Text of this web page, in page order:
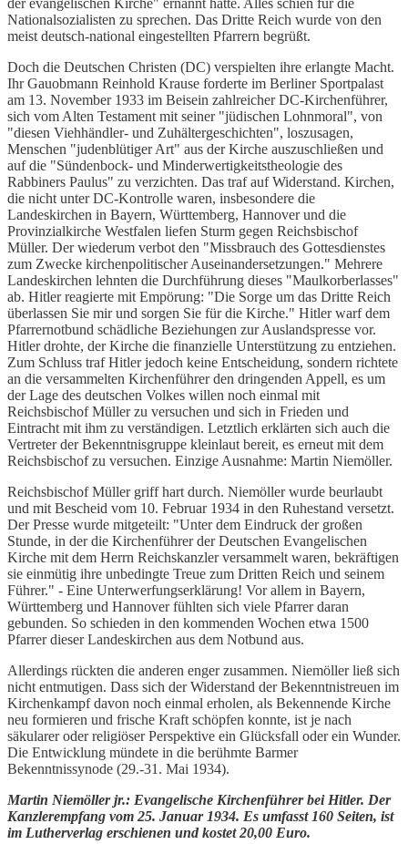
der evangelischen Kirche" ernannt hatte. Alles schien für die
Nationalsozialisten zu sprechen. Das Dritte Reich wurde von den
meist deutsch-national eingestellten Pfarrern begrüßt.
Doch die Deutschen Christen (DC) verspielten ihre erlangte Macht.
Ihr Gauobmann Reinhold Krause forderte im Berliner Sportpalast
am 13. November 1933 im Beisein zahlreicher DC-Kirchenführer,
sich vom Alten Testament mit seiner "jüdischen Lohnmoral", von
"diesen Viehhändler- und Zuhältergeschichten", loszusagen,
Menschen "judenblütiger Art" aus der Kirche auszuschließen und
auf die "Sündenbock- und Minderwertigkeitstheologie des
Rabbiners Paulus" zu verzichten. Das traf auf Widerstand. Kirchen,
die nicht unter DC-Kontrolle waren, insbesondere die
Landeskirchen in Bayern, Württemberg, Hannover und die
Provinzialkirche Westfalen liefen Sturm gegen Reichsbischof
Müller. Der wiederum verbot den "Missbrauch des Gottesdienstes
zum Zwecke kirchenpolitischer Auseinandersetzungen." Mehrere
Landeskirchen lehnten die Durchführung dieses "Maulkorberlasses"
ab. Hitler reagierte mit Empörung: "Die Sorge um das Dritte Reich
überlassen Sie mir und sorgen Sie für die Kirche." Hitler warf dem
Pfarrernotbund schädliche Beziehungen zur Auslandspresse vor.
Hitler drohte, der Kirche die finanzielle Unterstützung zu entziehen.
Zum Schluss traf Hitler jedoch keine Entscheidung, sondern richtete
an die versammelten Kirchenführer den dringenden Appell, es um
der Lage des deutschen Volkes willen noch einmal mit
Reichsbischof Müller zu versuchen und sich in Frieden und
Eintracht mit ihm zu verständigen. Letztlich erklärten sich auch die
Vertreter der Bekenntnisgruppe kleinlaut bereit, es erneut mit dem
Reichsbischof zu versuchen. Einzige Ausnahme: Martin Niemöller.
Reichsbischof Müller griff hart durch. Niemöller wurde beurlaubt
und mit Bescheid vom 10. Februar 1934 in den Ruhestand versetzt.
Der Presse wurde mitgeteilt: "Unter dem Eindruck der großen
Stunde, in der die Kirchenführer der Deutschen Evangelischen
Kirche mit dem Herrn Reichskanzler versammelt waren, bekräftigen
sie einmütig ihre unbedingte Treue zum Dritten Reich und seinem
Führer." - Eine Unterwerfungserklärung! Vor allem in Bayern,
Württemberg und Hannover fühlten sich viele Pfarrer daran
gebunden. So schieden in den kommenden Wochen etwa 1500
Pfarrer dieser Landeskirchen aus dem Notbund aus.
Allerdings rückten die anderen enger zusammen. Niemöller ließ sich
nicht entmutigen. Dass sich der Widerstand der Bekenntnistreuen im
Kirchenkampf davon noch einmal erholen, als Bekennende Kirche
neu formieren und frische Kraft schöpfen konnte, ist je nach
säkularer oder religiöser Perspektive ein Glücksfall oder ein Wunder.
Die Entwicklung mündete in die berühmte Barmer
Bekenntnissynode (29.-31. Mai 1934).
Martin Niemöller jr.: Evangelische Kirchenführer bei Hitler. Der
Kanzlerempfang vom 25. Januar 1934. Es umfasst 160 Seiten, ist
im Lutherverlag erschienen und kostet 20,00 Euro.